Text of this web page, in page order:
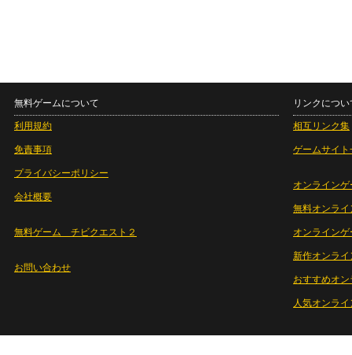
無料ゲームについて
利用規約
免責事項
プライバシーポリシー
会社概要
無料ゲーム チビクエスト２
お問い合わせ
リンクについ
相互リンク集
ゲームサイト
オンラインゲ
無料オンライ
オンライン
新作オンライ
おすすめオ
人気オンラ